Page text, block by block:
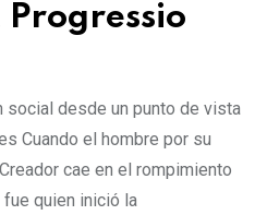
desde un punto de vista
Cuando el hombre por su
cae en el rompimiento
quien inició la